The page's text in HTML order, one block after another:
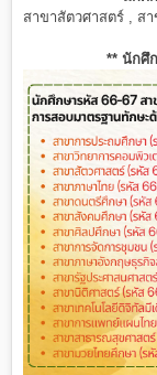
สาขาสัตวศาสตร์ , ส
** นักศึ